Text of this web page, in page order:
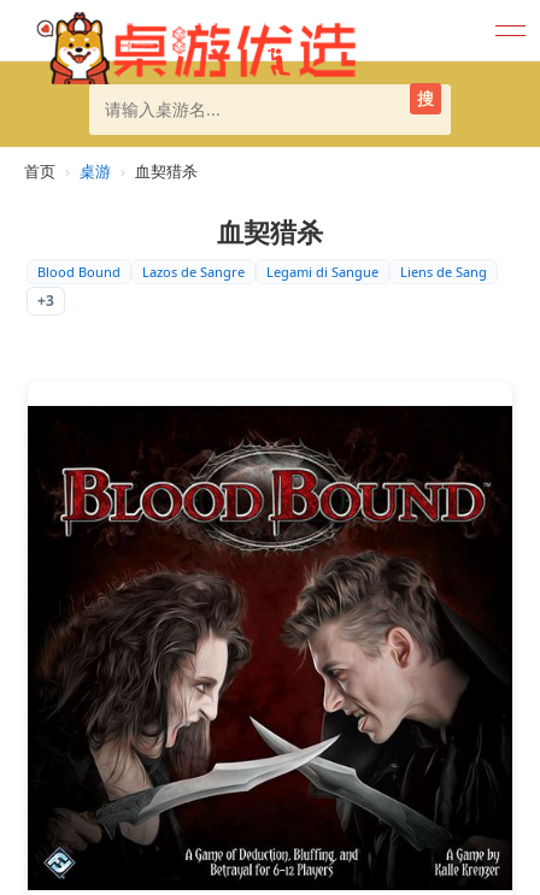
搜
首页 › 桌游 › 血契猎杀
血契猎杀
Blood Bound Lazos de Sangre Legami di Sangue Liens de Sang
+3